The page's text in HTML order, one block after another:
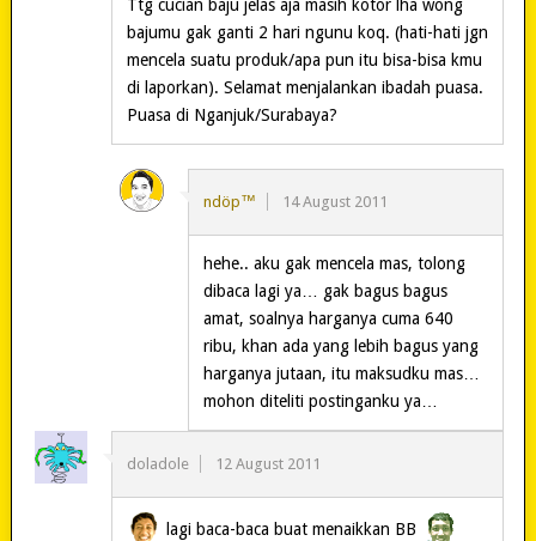
Ttg cucian baju jelas aja masih kotor lha wong
bajumu gak ganti 2 hari ngunu koq. (hati-hati jgn
mencela suatu produk/apa pun itu bisa-bisa kmu
di laporkan). Selamat menjalankan ibadah puasa.
Puasa di Nganjuk/Surabaya?
ndöp™ 14 August 2011
hehe.. aku gak mencela mas, tolong
dibaca lagi ya… gak bagus bagus
amat, soalnya harganya cuma 640
ribu, khan ada yang lebih bagus yang
harganya jutaan, itu maksudku mas…
mohon diteliti postinganku ya…
doladole 12 August 2011
lagi baca-baca buat menaikkan BB